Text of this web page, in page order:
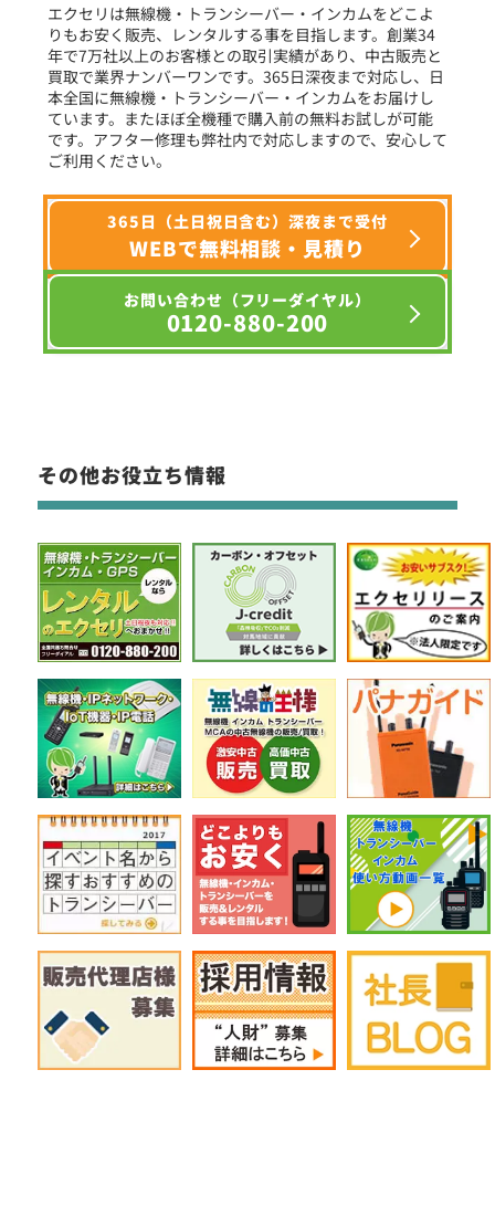
選択条件をリセット
エクセリは無線機・トランシーバー・インカムをどこよ
りもお安く販売、レンタルする事を目指します。創業34
年で7万社以上のお客様との取引実績があり、中古販売と
買取で業界ナンバーワンです。365日深夜まで対応し、日
本全国に無線機・トランシーバー・インカムをお届けし
ています。またほぼ全機種で購入前の無料お試しが可能
です。アフター修理も弊社内で対応しますので、安心して
ご利用ください。
365日（土日祝日含む）深夜まで受付
WEBで無料相談・見積り
お問い合わせ（フリーダイヤル）
0120-880-200
その他お役立ち情報